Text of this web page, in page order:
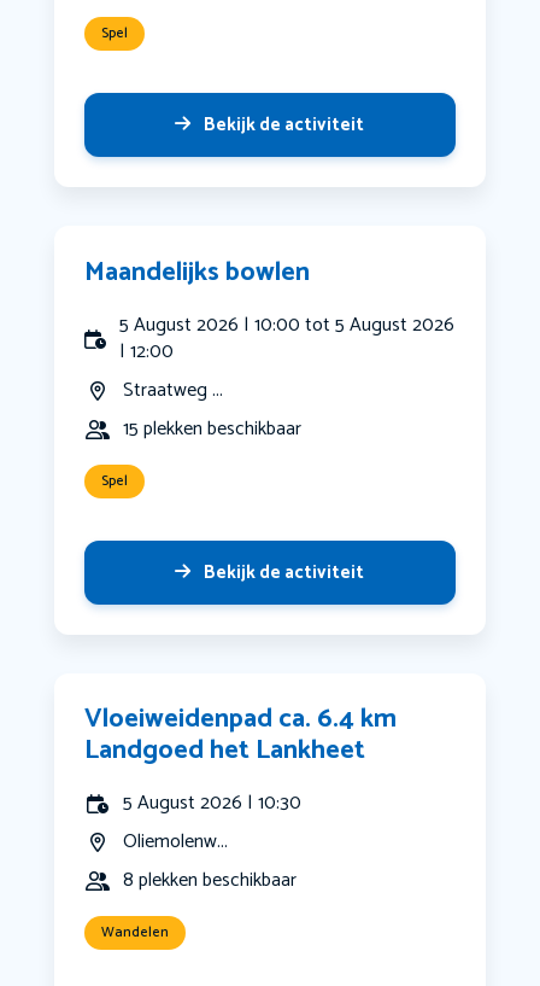
Spel
Bekijk de activiteit
Maandelijks bowlen
5 August 2026 | 10:00 tot 5 August 2026
| 12:00
Straatweg ...
15 plekken beschikbaar
Spel
Bekijk de activiteit
Vloeiweidenpad ca. 6.4 km
Landgoed het Lankheet
5 August 2026 | 10:30
Oliemolenw...
8 plekken beschikbaar
Wandelen